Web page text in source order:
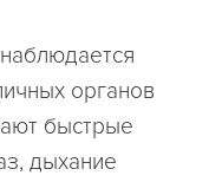
органов
быстрые
дыхание